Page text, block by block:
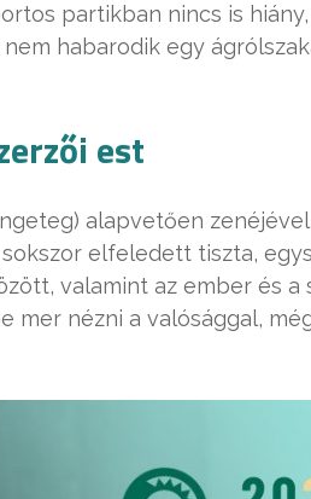
partikban nincs is
habarodik egy
est
alapvetően
elfeledett tiszta,
valamint az ember és a
mer nézni a valósággal,